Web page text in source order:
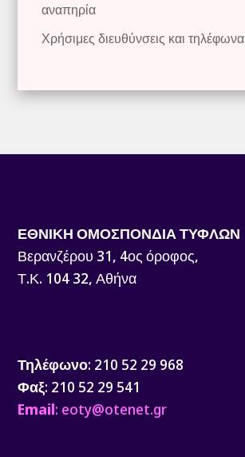
αναπηρία
Χρήσιμες διευθύνσεις και τηλέφωνα
ΕΘΝΙΚΗ ΟΜΟΣΠΟΝΔΙΑ ΤΥΦΛΩΝ
Βερανζέρου 31, 4ος όροφος,
Τ.Κ. 104 32, Αθήνα
Τηλέφωνο: 210 52 29 968
Φαξ: 210 52 29 541
Email: eoty@otenet.gr